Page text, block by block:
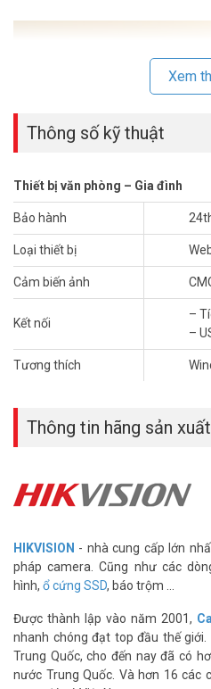
Gọi video Full HD màn hình rộng
Thực hiện cuộc gọi video có độ
thích của bạn như Skype™. Ở tốc
video trở nên mượt mà với hình
tương phản.
Mic giảm tiếng ồn tích hợp đảm
ràng, ngay cả khi bạn đang ở môi
Xem
Thông số kỹ thuật
Thiết bị văn phòng – Gia đình
Bảo hành
Loại thiết bị
Cảm biến ảnh
Kết nối
–
–
Tương thích
Thông tin hãng sản xuất
HIKVISION - nhà cung cấp lớn
pháp camera. Cũng như các
hình, ổ cứng SSD, báo trộm ...
Được thành lập vào năm 2001,
nhanh chóng đạt top đầu thế
Trung Quốc, cho đến nay đã có
nước Trung Quốc. Và hơn 16 các